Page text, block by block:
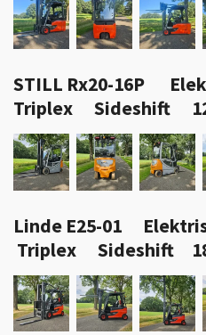
STILL Rx20-16P
Triplex Sideshift
Linde E25-01
Triplex Sideshift